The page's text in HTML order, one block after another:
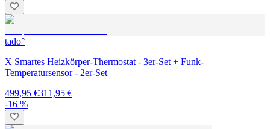
tado°
X Smartes Heizkörper-Thermostat - 3er-Set + Funk-
Temperatursensor - 2er-Set
499,95 €311,95 €
-16 %